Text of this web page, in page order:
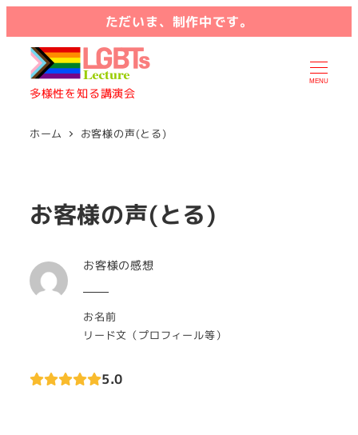
ただいま、制作中です。
多様性を知る講演会
MENU
ホーム お客様の声(とる)
お客様の声(とる)
お客様の感想
お名前
リード文（プロフィール等）
5.0